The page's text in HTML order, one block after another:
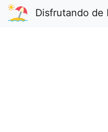
Disfrutando de